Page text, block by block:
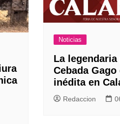
Noticias
La
Cebada
inédita en
Redaccion